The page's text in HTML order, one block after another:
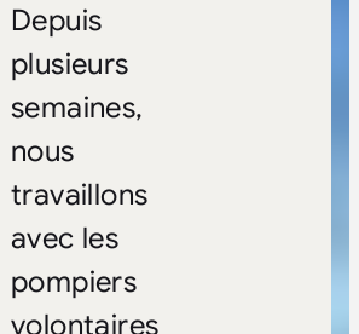
Depuis
plusieurs
semaines,
nous
travaillons
avec les
pompiers
volontaires